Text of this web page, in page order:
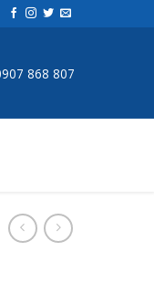
868 807